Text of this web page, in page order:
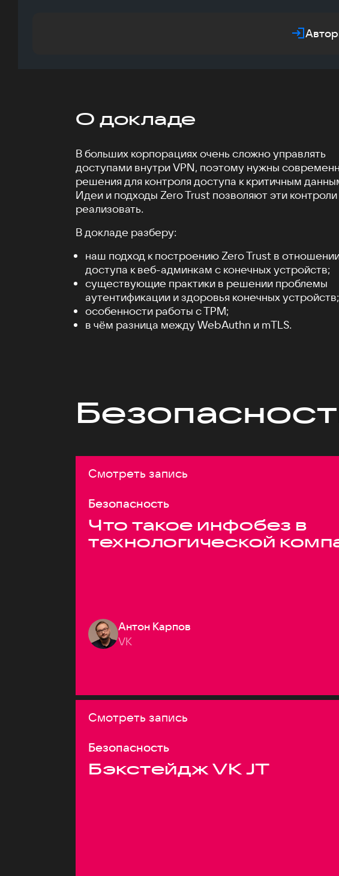
О докладе
В больших корпорациях очень сложно управлять
доступами внутри VPN, поэтому нужны
решения для контроля доступа к критичным
Идеи и подходы Zero Trust позволяют эти контроли
реализовать.
В докладе разберу:
наш подход к построению Zero Trust в
доступа к веб-админкам с конечных устройств;
существующие практики в решении проблемы
аутентификации и здоровья конечных устройств;
особенности работы c TPM;
в чём разница между WebAuthn и mTLS.
Смотреть запись
Безопасность
Что такое инфобез в
технологической
Антон Карпов
VK
Смотреть запись
Безопасность
Бэкстейдж VK JT